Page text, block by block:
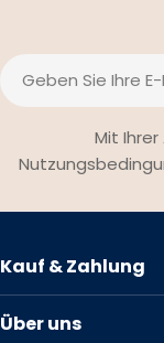
E-
Mail
Mit
Kauf & Zahlung
Über uns